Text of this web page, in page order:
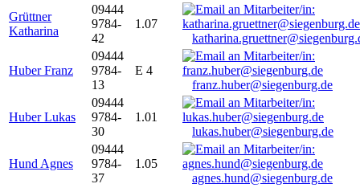
Grüttner
Katharina
09444
9784-
42
1.07
Huber Franz
09444
9784-
13
E 4
franz.huber@siegenburg.de
Huber Lukas
09444
9784-
30
1.01
lukas.huber@siegenburg.de
Hund Agnes
09444
9784-
37
1.05
agnes.hund@siegenburg.de